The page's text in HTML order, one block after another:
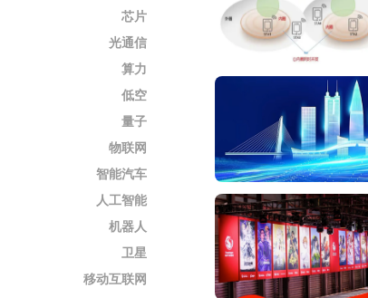
芯片
光通信
算力
低空
量子
物联网
智能汽车
人工智能
机器人
卫星
移动互联网